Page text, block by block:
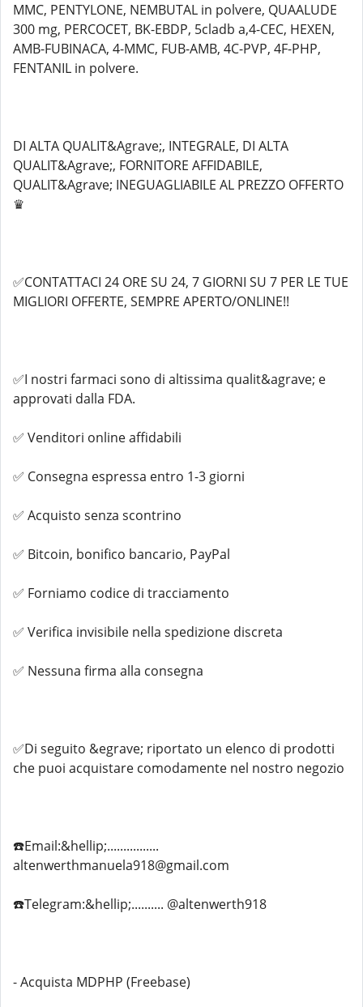
MMC, PENTYLONE, NEMBUTAL in polvere, QUAALUDE
300 mg, PERCOCET, BK-EBDP, 5cladb a,4-CEC, HEXEN,
AMB-FUBINACA, 4-MMC, FUB-AMB, 4C-PVP, 4F-PHP,
FENTANIL in polvere.
DI ALTA QUALIT&Agrave;, INTEGRALE, DI ALTA
QUALIT&Agrave;, FORNITORE AFFIDABILE,
QUALIT&Agrave; INEGUAGLIABILE AL PREZZO OFFERTO
♛
✅CONTATTACI 24 ORE SU 24, 7 GIORNI SU 7 PER LE TUE
MIGLIORI OFFERTE, SEMPRE APERTO/ONLINE!!
✅I nostri farmaci sono di altissima qualit&agrave; e
approvati dalla FDA.
✅ Venditori online affidabili
✅ Consegna espressa entro 1-3 giorni
✅ Acquisto senza scontrino
✅ Bitcoin, bonifico bancario, PayPal
✅ Forniamo codice di tracciamento
✅ Verifica invisibile nella spedizione discreta
✅ Nessuna firma alla consegna
✅Di seguito &egrave; riportato un elenco di prodotti
che puoi acquistare comodamente nel nostro negozio
☎️Email:&hellip;................
altenwerthmanuela918@gmail.com
☎️Telegram:&hellip;.......... @altenwerth918
- Acquista MDPHP (Freebase)